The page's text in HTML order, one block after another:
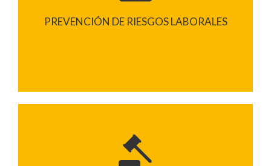
PREVENCIÓN DE RIESGOS LABORALES